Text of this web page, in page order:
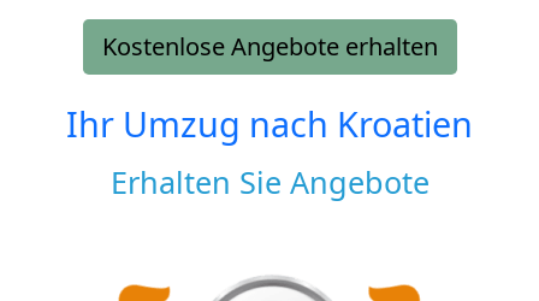
Kostenlose Angebote erhalten
Ihr Umzug nach Kroatien
Erhalten Sie Angebote